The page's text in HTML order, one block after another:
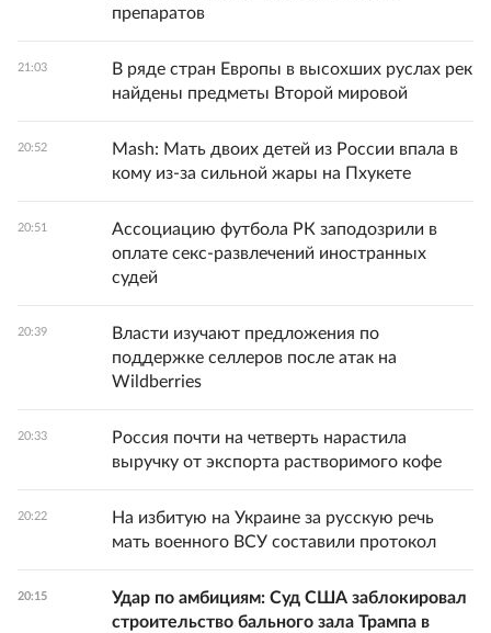
препаратов
21:03
В ряде стран Европы в высохших руслах рек
найдены предметы Второй мировой
20:52
Mash: Мать двоих детей из России впала в
кому из-за сильной жары на Пхукете
20:51
Ассоциацию футбола РК заподозрили в
оплате секс-развлечений иностранных
судей
20:39
Власти изучают предложения по
поддержке селлеров после атак на
Wildberries
20:33
Россия почти на четверть нарастила
выручку от экспорта растворимого кофе
20:22
На избитую на Украине за русскую речь
мать военного ВСУ составили протокол
20:15
Удар по амбициям: Суд США заблокировал
строительство бального зала Трампа в